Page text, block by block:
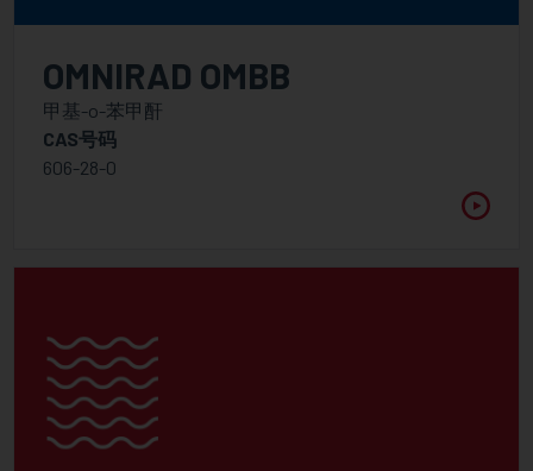
OMNIRAD OMBB
甲基-o-苯甲酐
CAS号码
606-28-0